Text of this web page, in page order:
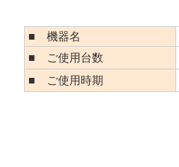
■ 機器名
■ ご使用台数
■ ご使用時期